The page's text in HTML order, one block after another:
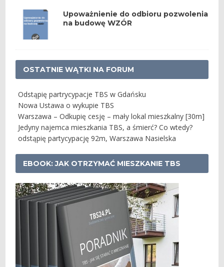
Upoważnienie do odbioru pozwolenia
na budowę WZÓR
OSTATNIE WĄTKI NA FORUM
Odstąpię partrycypacje TBS w Gdańsku
Nowa Ustawa o wykupie TBS
Warszawa – Odkupię cesję – mały lokal mieszkalny [30m]
Jedyny najemca mieszkania TBS, a śmierć? Co wtedy?
odstąpię partycypację 92m, Warszawa Nasielska
EBOOK: JAK OTRZYMAĆ MIESZKANIE TBS